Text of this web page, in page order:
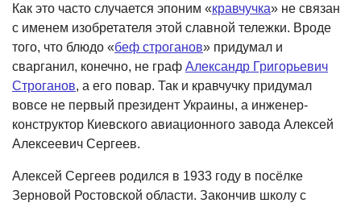
Как это часто случается эпоним «кравчучка» не связан
с именем изобретателя этой славной тележки. Вроде
того, что блюдо «беф строганов» придумал и
сварганил, конечно, не граф Александр Григорьевич
Строганов, а его повар. Так и кравчучку придумал
вовсе не первый президент Украины, а инженер-
конструктор Киевского авиационного завода Алексей
Алексеевич Сергеев.
Алексей Сергеев родился в 1933 году в посёлке
Зерновой Ростовской области. Закончив школу с